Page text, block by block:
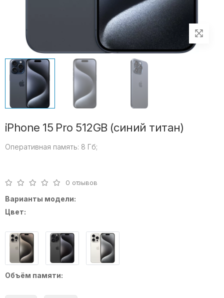
iPhone 15 Pro 512GB (синий титан)
Оперативная память: 8 Гб;
0 отзывов
Варианты модели:
Цвет:
Объём памяти: